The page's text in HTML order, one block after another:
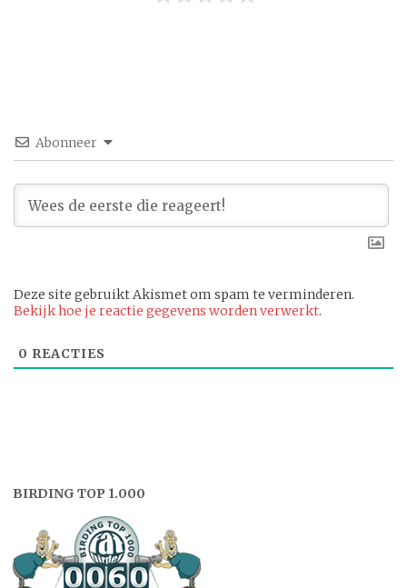
Abonneer
Deze site gebruikt Akismet om spam te verminderen.
Bekijk hoe je reactie gegevens worden verwerkt.
0 REACTIES
BIRDING TOP 1.000